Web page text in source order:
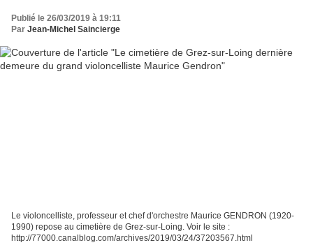
Publié le 26/03/2019 à 19:11
Par Jean-Michel Saincierge
Le violoncelliste, professeur et chef d'orchestre Maurice GENDRON (1920-
1990) repose au cimetière de Grez-sur-Loing. Voir le site :
http://77000.canalblog.com/archives/2019/03/24/37203567.html